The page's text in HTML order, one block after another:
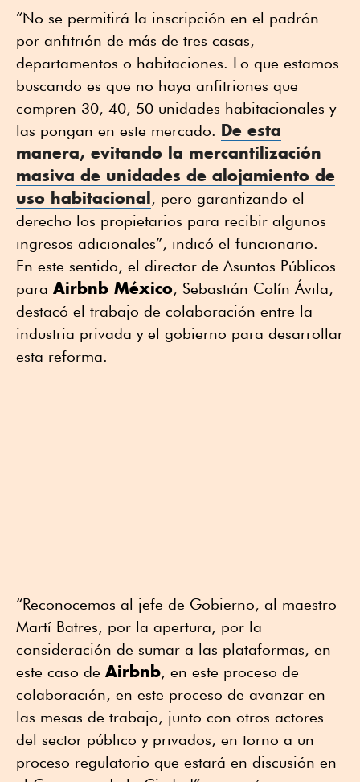
“No se permitirá la inscripción en el padrón
por anfitrión de más de tres casas,
departamentos o habitaciones. Lo que estamos
buscando es que no haya anfitriones que
compren 30, 40, 50 unidades habitacionales y
las pongan en este mercado. De esta
manera, evitando la mercantilización
masiva de unidades de alojamiento de
uso habitacional, pero garantizando el
derecho los propietarios para recibir algunos
ingresos adicionales”, indicó el funcionario.
En este sentido, el director de Asuntos Públicos
para Airbnb México, Sebastián Colín Ávila,
destacó el trabajo de colaboración entre la
industria privada y el gobierno para desarrollar
esta reforma.
“Reconocemos al jefe de Gobierno, al maestro
Martí Batres, por la apertura, por la
consideración de sumar a las plataformas, en
este caso de Airbnb, en este proceso de
colaboración, en este proceso de avanzar en
las mesas de trabajo, junto con otros actores
del sector público y privados, en torno a un
proceso regulatorio que estará en discusión en